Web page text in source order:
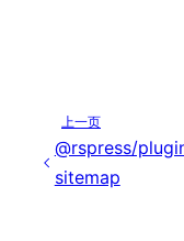
上一页
@rspress/
sitemap